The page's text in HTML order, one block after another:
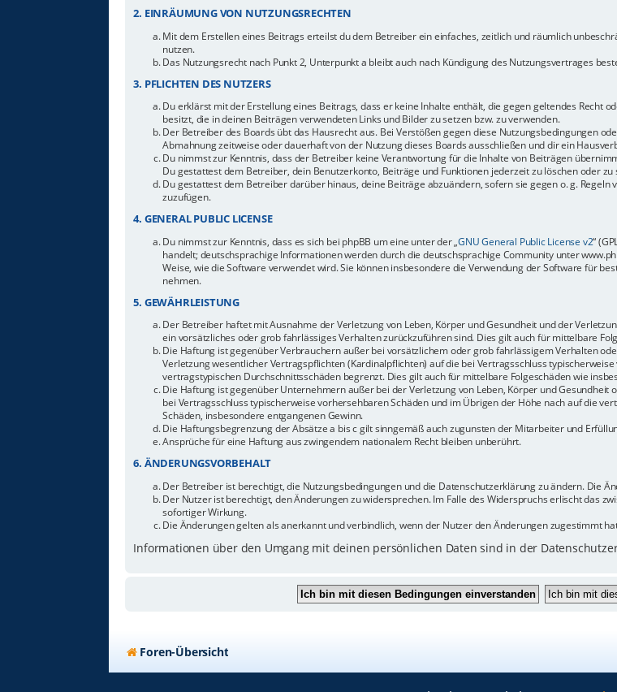
2. EINRÄUMUNG VON NUTZUNGSRECHTEN
Mit dem Erstellen eines Beitrags erteilst du dem Betreiber ein einfaches, zeitlich und räumlich
nutzen.
Das Nutzungsrecht nach Punkt 2, Unterpunkt a bleibt auch nach Kündigung des Nutzungsvertrages
3. PFLICHTEN DES NUTZERS
Du erklärst mit der Erstellung eines Beitrags, dass er keine Inhalte enthält, die gegen geltendes Recht
besitzt, die in deinen Beiträgen verwendeten Links und Bilder zu setzen bzw. zu verwenden.
Der Betreiber des Boards übt das Hausrecht aus. Bei Verstößen gegen diese Nutzungsbedingungen
Abmahnung zeitweise oder dauerhaft von der Nutzung dieses Boards ausschließen und dir ein
Du nimmst zur Kenntnis, dass der Betreiber keine Verantwortung für die Inhalte von Beiträgen
Du gestattest dem Betreiber, dein Benutzerkonto, Beiträge und Funktionen jederzeit zu löschen oder zu
Du gestattest dem Betreiber darüber hinaus, deine Beiträge abzuändern, sofern sie gegen o. g.
zuzufügen.
4. GENERAL PUBLIC LICENSE
Du nimmst zur Kenntnis, dass es sich bei phpBB um eine unter der „GNU General Public License v2“
handelt; deutschsprachige Informationen werden durch die deutschsprachige Community unter
Weise, wie die Software verwendet wird. Sie können insbesondere die Verwendung der Software für
nehmen.
5. GEWÄHRLEISTUNG
Der Betreiber haftet mit Ausnahme der Verletzung von Leben, Körper und Gesundheit und der
ein vorsätzliches oder grob fahrlässiges Verhalten zurückzuführen sind. Dies gilt auch für mittelbare
Die Haftung ist gegenüber Verbrauchern außer bei vorsätzlichem oder grob fahrlässigem Verhalten
Verletzung wesentlicher Vertragspflichten (Kardinalpflichten) auf die bei Vertragsschluss
vertragstypischen Durchschnittsschäden begrenzt. Dies gilt auch für mittelbare Folgeschäden wie
Die Haftung ist gegenüber Unternehmern außer bei der Verletzung von Leben, Körper und
bei Vertragsschluss typischerweise vorhersehbaren Schäden und im Übrigen der Höhe nach auf die
Schäden, insbesondere entgangenen Gewinn.
Die Haftungsbegrenzung der Absätze a bis c gilt sinngemäß auch zugunsten der Mitarbeiter und
Ansprüche für eine Haftung aus zwingendem nationalem Recht bleiben unberührt.
6. ÄNDERUNGSVORBEHALT
Der Betreiber ist berechtigt, die Nutzungsbedingungen und die Datenschutzerklärung zu ändern. Die
Der Nutzer ist berechtigt, den Änderungen zu widersprechen. Im Falle des Widerspruchs erlischt das
sofortiger Wirkung.
Die Änderungen gelten als anerkannt und verbindlich, wenn der Nutzer den Änderungen zugestimmt
Informationen über den Umgang mit deinen persönlichen Daten sind in der
Foren-Übersicht